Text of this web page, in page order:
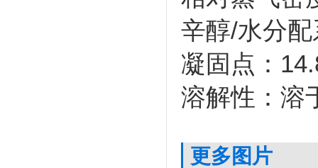
辛醇/水分
凝固点：
溶解性：溶
更多图片